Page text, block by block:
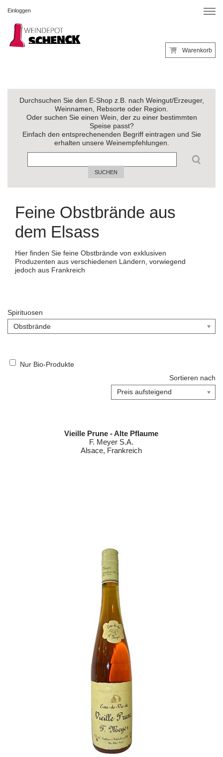
Einloggen
Warenkorb
Durchsuchen Sie den E-Shop z.B. nach Weingut/Erzeuger,
Weinnamen, Rebsorte oder Region.
Oder suchen Sie einen Wein, der zu einer bestimmten
Speise passt?
Einfach den entsprechenenden Begriff eintragen und Sie
erhalten unsere Weinempfehlungen.
SUCHEN
Feine Obstbrände aus
dem Elsass
Hier finden Sie feine Obstbrände von exklusiven
Produzenten aus verschiedenen Ländern, vorwiegend
jedoch aus Frankreich
Spirituosen
Nur Bio-Produkte
Sortieren nach
Vieille Prune - Alte Pflaume
F. Meyer S.A.
Alsace, Frankreich